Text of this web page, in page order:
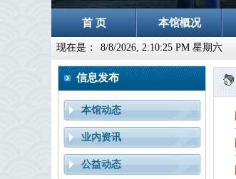
首 页 本馆概况
现在是： 8/8/2026, 2:10:26 PM 星期六
信息发布
本馆动态
业内资讯
公益动态